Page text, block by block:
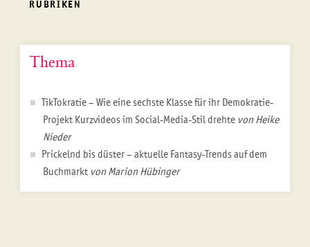
RUBRIKEN
Thema
TikTokratie – Wie eine sechste Klasse für ihr Demokratie-
Projekt Kurzvideos im Social-Media-Stil drehte von Heike
Nieder
Prickelnd bis düster – aktuelle Fantasy-Trends auf dem
Buchmarkt von Marion Hübinger